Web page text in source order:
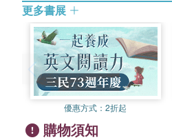
更多書展
優惠方式：2折起
購物須知